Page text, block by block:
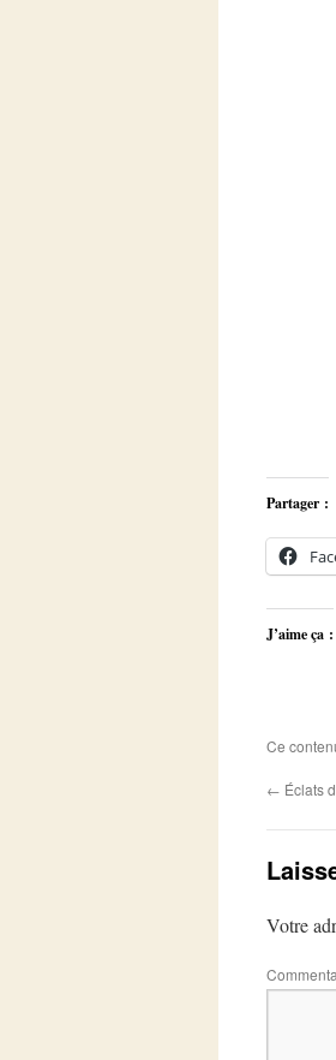
Partager :
J’aime ça :
Ce
← Éclats
Votre